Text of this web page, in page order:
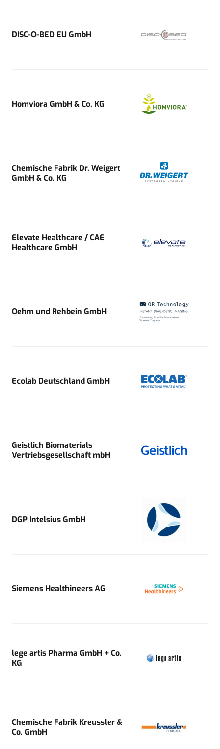
DISC-O-BED EU GmbH
Homviora GmbH & Co. KG
Chemische Fabrik Dr. Weigert
GmbH & Co. KG
Elevate Healthcare / CAE
Healthcare GmbH
Oehm und Rehbein GmbH
Ecolab Deutschland GmbH
Geistlich Biomaterials
Vertriebsgesellschaft mbH
DGP Intelsius GmbH
Siemens Healthineers AG
lege artis Pharma GmbH + Co.
KG
Chemische Fabrik Kreussler &
Co. GmbH